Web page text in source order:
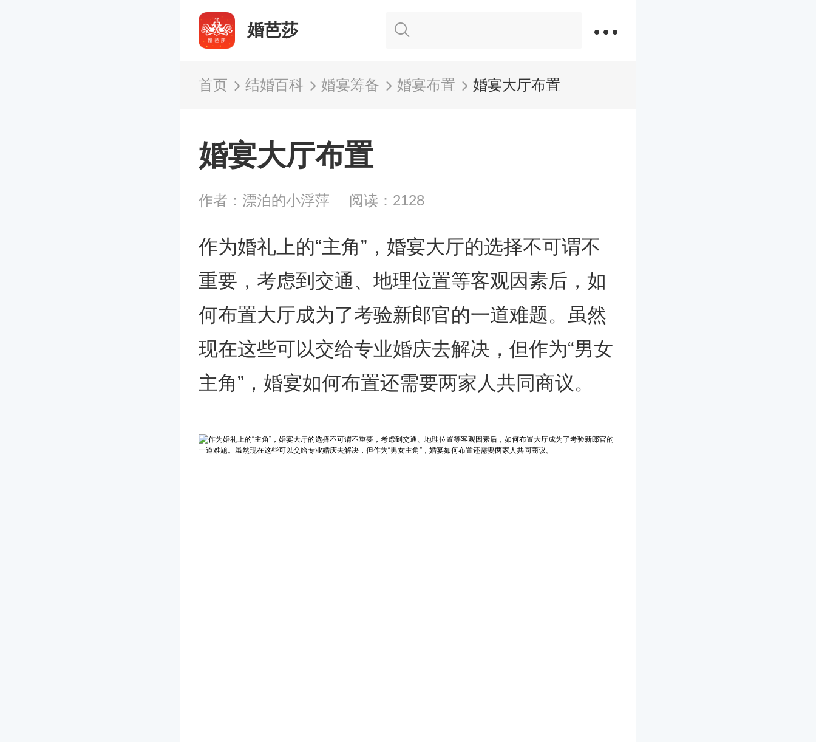
婚芭莎
首页 结婚百科 婚宴筹备 婚宴布置 婚宴大厅布置
婚宴大厅布置
作者：漂泊的小浮萍 阅读：2128
作为婚礼上的“主角”，婚宴大厅的选择不可谓不
重要，考虑到交通、地理位置等客观因素后，如
何布置大厅成为了考验新郎官的一道难题。虽然
现在这些可以交给专业婚庆去解决，但作为“男女
主角”，婚宴如何布置还需要两家人共同商议。